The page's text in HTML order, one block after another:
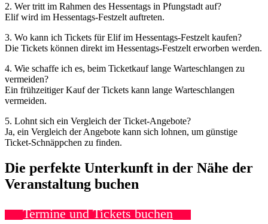
2. Wer tritt im Rahmen des Hessentags in Pfungstadt auf?
Elif wird im Hessentags-Festzelt auftreten.
3. Wo kann ich Tickets für Elif im Hessentags-Festzelt kaufen?
Die Tickets können direkt im Hessentags-Festzelt erworben werden.
4. Wie schaffe ich es, beim Ticketkauf lange Warteschlangen zu
vermeiden?
Ein frühzeitiger Kauf der Tickets kann lange Warteschlangen
vermeiden.
5. Lohnt sich ein Vergleich der Ticket-Angebote?
Ja, ein Vergleich der Angebote kann sich lohnen, um günstige
Ticket-Schnäppchen zu finden.
Die perfekte Unterkunft in der Nähe der
Veranstaltung buchen
Termine und Tickets buchen